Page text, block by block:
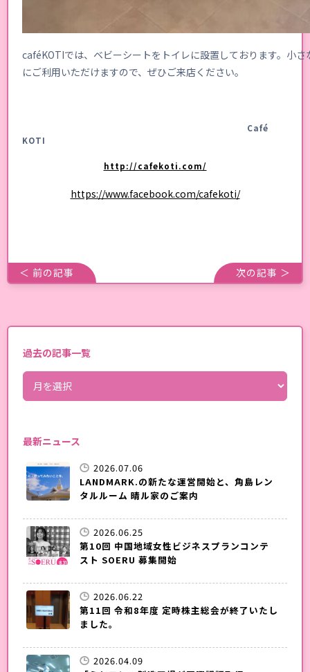
caféKOTIでは、ベビーシートをトイレに設置しております。小
にご利用いただけますので、ぜひご来店ください。
Café
KOTI
http://cafekoti.com/
https://www.facebook.com/cafekoti/
＜ 前の記事 次の記事 ＞
過去の記事一覧
最新ニュース
2026.07.06
LANDMARK.の新たな運営開始と、角島レン
タルルーム 晴ル家のご案内
2026.06.25
第10回 中国地域女性ビジネスプランコンテ
スト SOERU 募集開始
2026.06.22
第11回 令和8年度 定時株主総会が終了いたし
ました。
2026.04.09